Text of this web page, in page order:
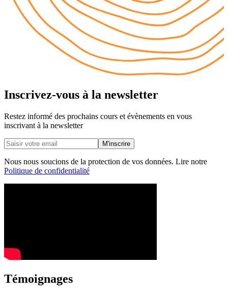
Inscrivez-vous à la newsletter
Restez informé des prochains cours et évènements en vous
inscrivant à la newsletter
M'inscrire
Nous nous soucions de la protection de vos données. Lire notre
Politique de confidentialité
Témoignages